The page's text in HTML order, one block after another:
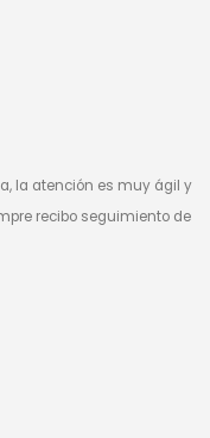
la atención es muy ágil y
recibo seguimiento de